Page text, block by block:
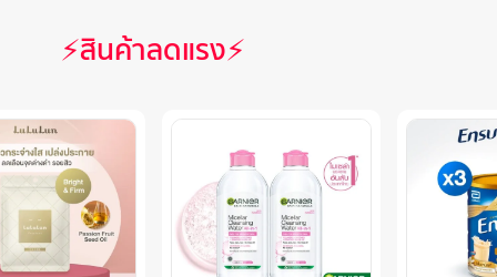
⚡สินค้าลดแรง⚡